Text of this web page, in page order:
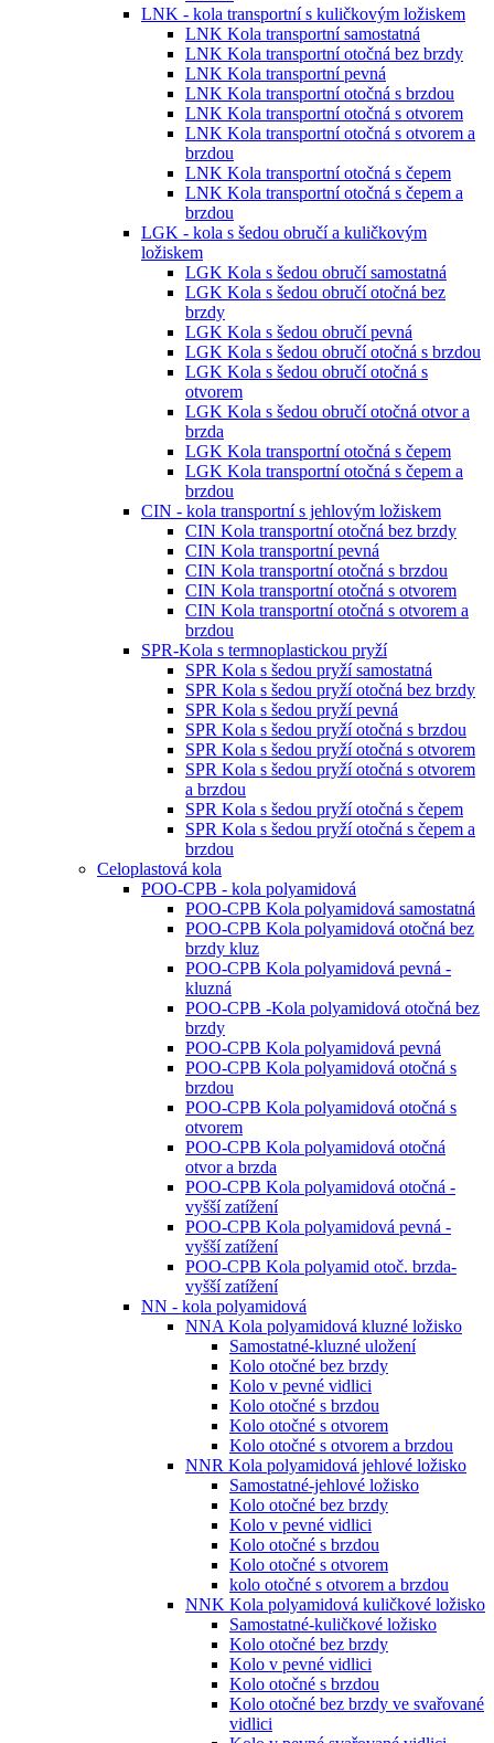
LNK - kola transportní s kuličkovým ložiskem
LNK Kola transportní samostatná
LNK Kola transportní otočná bez brzdy
LNK Kola transportní pevná
LNK Kola transportní otočná s brzdou
LNK Kola transportní otočná s otvorem
LNK Kola transportní otočná s otvorem a
brzdou
LNK Kola transportní otočná s čepem
LNK Kola transportní otočná s čepem a
brzdou
LGK - kola s šedou obručí a kuličkovým
ložiskem
LGK Kola s šedou obručí samostatná
LGK Kola s šedou obručí otočná bez
brzdy
LGK Kola s šedou obručí pevná
LGK Kola s šedou obručí otočná s brzdou
LGK Kola s šedou obručí otočná s
otvorem
LGK Kola s šedou obručí otočná otvor a
brzda
LGK Kola transportní otočná s čepem
LGK Kola transportní otočná s čepem a
brzdou
CIN - kola transportní s jehlovým ložiskem
CIN Kola transportní otočná bez brzdy
CIN Kola transportní pevná
CIN Kola transportní otočná s brzdou
CIN Kola transportní otočná s otvorem
CIN Kola transportní otočná s otvorem a
brzdou
SPR-Kola s termnoplastickou pryží
SPR Kola s šedou pryží samostatná
SPR Kola s šedou pryží otočná bez brzdy
SPR Kola s šedou pryží pevná
SPR Kola s šedou pryží otočná s brzdou
SPR Kola s šedou pryží otočná s otvorem
SPR Kola s šedou pryží otočná s otvorem
a brzdou
SPR Kola s šedou pryží otočná s čepem
SPR Kola s šedou pryží otočná s čepem a
brzdou
Celoplastová kola
POO-CPB - kola polyamidová
POO-CPB Kola polyamidová samostatná
POO-CPB Kola polyamidová otočná bez
brzdy kluz
POO-CPB Kola polyamidová pevná -
kluzná
POO-CPB -Kola polyamidová otočná bez
brzdy
POO-CPB Kola polyamidová pevná
POO-CPB Kola polyamidová otočná s
brzdou
POO-CPB Kola polyamidová otočná s
otvorem
POO-CPB Kola polyamidová otočná
otvor a brzda
POO-CPB Kola polyamidová otočná -
vyšší zatížení
POO-CPB Kola polyamidová pevná -
vyšší zatížení
POO-CPB Kola polyamid otoč. brzda-
vyšší zatížení
NN - kola polyamidová
NNA Kola polyamidová kluzné ložisko
Samostatné-kluzné uložení
Kolo otočné bez brzdy
Kolo v pevné vidlici
Kolo otočné s brzdou
Kolo otočné s otvorem
Kolo otočné s otvorem a brzdou
NNR Kola polyamidová jehlové ložisko
Samostatné-jehlové ložisko
Kolo otočné bez brzdy
Kolo v pevné vidlici
Kolo otočné s brzdou
Kolo otočné s otvorem
kolo otočné s otvorem a brzdou
NNK Kola polyamidová kuličkové ložisko
Samostatné-kuličkové ložisko
Kolo otočné bez brzdy
Kolo v pevné vidlici
Kolo otočné s brzdou
Kolo otočné bez brzdy ve svařované
vidlici